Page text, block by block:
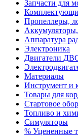
Запчасти для
Пропеллеры,
Аккумуляторы,
Аппаратура
Электроника
Двигатели
Материалы
Инструмент и
Товары для
Стартовое
Топливо и
Симуляторы
% Уцененные